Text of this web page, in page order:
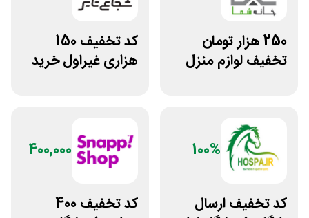
250 هزار تومان
تخفیف لوازم منزل
کد تخفیف 150
هزاری غیراول خرید
100%
کد تخفیف ارسال
400,000
کد تخفیف 400